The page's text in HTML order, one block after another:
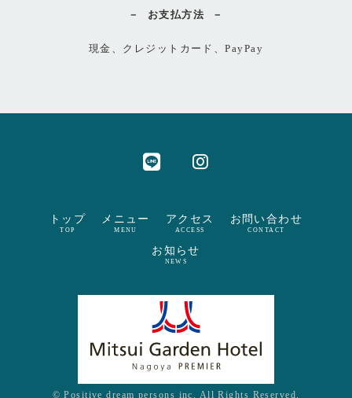
お支払方法
現金、クレジットカード、PayPay
トップ
TOP
メニュー
MENU
アクセス
ACCESS
お問い合わせ
CONTACT
お知らせ
NEWS
© Positive dream persons inc. All Rights Reserved.